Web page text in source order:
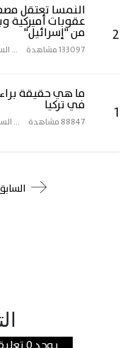
2
النمسا تعتقل
عقوبات أميركية
من "إسرائيل"
133097 مشاهدة ...السبت 20
1
ما هي حقيقة براء
في تركيا
88847 مشاهدة ...السبت 13
السابق